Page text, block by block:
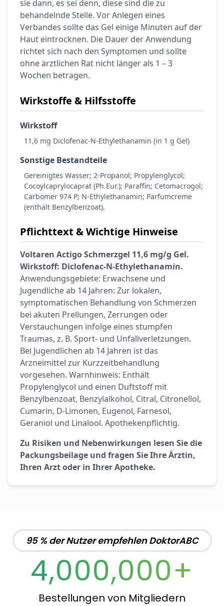
sie dann, es sei denn, diese sind die zu
behandelnde Stelle. Vor Anlegen eines
Verbandes sollte das Gel einige Minuten auf der
Haut eintrocknen. Die Dauer der Anwendung
richtet sich nach den Symptomen und sollte
ohne ärztlichen Rat nicht länger als 1 – 3
Wochen betragen.
Wirkstoffe & Hilfsstoffe
Wirkstoff
11,6 mg Diclofenac-N-Ethylethanamin (in 1 g Gel)
Sonstige Bestandteile
Gereinigtes Wasser; 2-Propanol; Propylenglycol;
Cocoylcaprylocaprat (Ph.Eur.); Paraffin; Cetomacrogol;
Carbomer 974 P; N-Ethylethanamin; Parfumcreme
(enthält Benzylbenzoat).
Pflichttext & Wichtige Hinweise
Voltaren Actigo Schmerzgel 11,6 mg/g Gel.
Wirkstoff: Diclofenac-N-Ethylethanamin.
Anwendungsgebiete: Erwachsene und
Jugendliche ab 14 Jahren: Zur lokalen,
symptomatischen Behandlung von Schmerzen
bei akuten Prellungen, Zerrungen oder
Verstauchungen infolge eines stumpfen
Traumas, z. B. Sport- und Unfallverletzungen.
Bei Jugendlichen ab 14 Jahren ist das
Arzneimittel zur Kurzzeitbehandlung
vorgesehen. Warnhinweis: Enthält
Propylenglycol und einen Duftstoff mit
Benzylbenzoat, Benzylalkohol, Citral, Citronellol,
Cumarin, D-Limonen, Eugenol, Farnesol,
Geraniol und Linalool. Apothekenpflichtig.
Zu Risiken und Nebenwirkungen lesen Sie die
Packungsbeilage und fragen Sie Ihre Ärztin,
Ihren Arzt oder in Ihrer Apotheke.
95 % der Nutzer empfehlen DoktorABC
4,000,000+
Bestellungen von Mitgliedern